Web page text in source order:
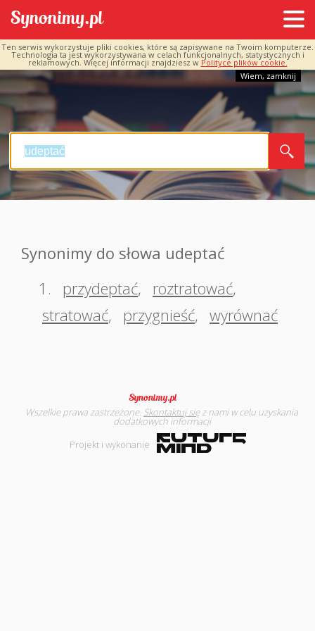
Ten serwis wykorzystuje pliki cookies, które są zapisywane na Twoim komputerze.
Technologia ta jest wykorzystywana w celach funkcjonalnych, statystycznych i
reklamowych. Więcej informacji znajdziesz w Polityce plików cookie.
Wiem, zamknij
Synonimy do słowa udeptać
1.
przydeptać, roztratować,
stratować, przygnieść, wyrównać
Wszelkie prawa zastrzeżone. Skontaktuj sięz nami w celu uzyskania
dodatkowych informacji
Projekt i wykonanie